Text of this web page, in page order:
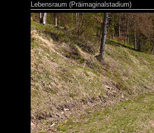
Lebensraum (Präimaginalstadium)